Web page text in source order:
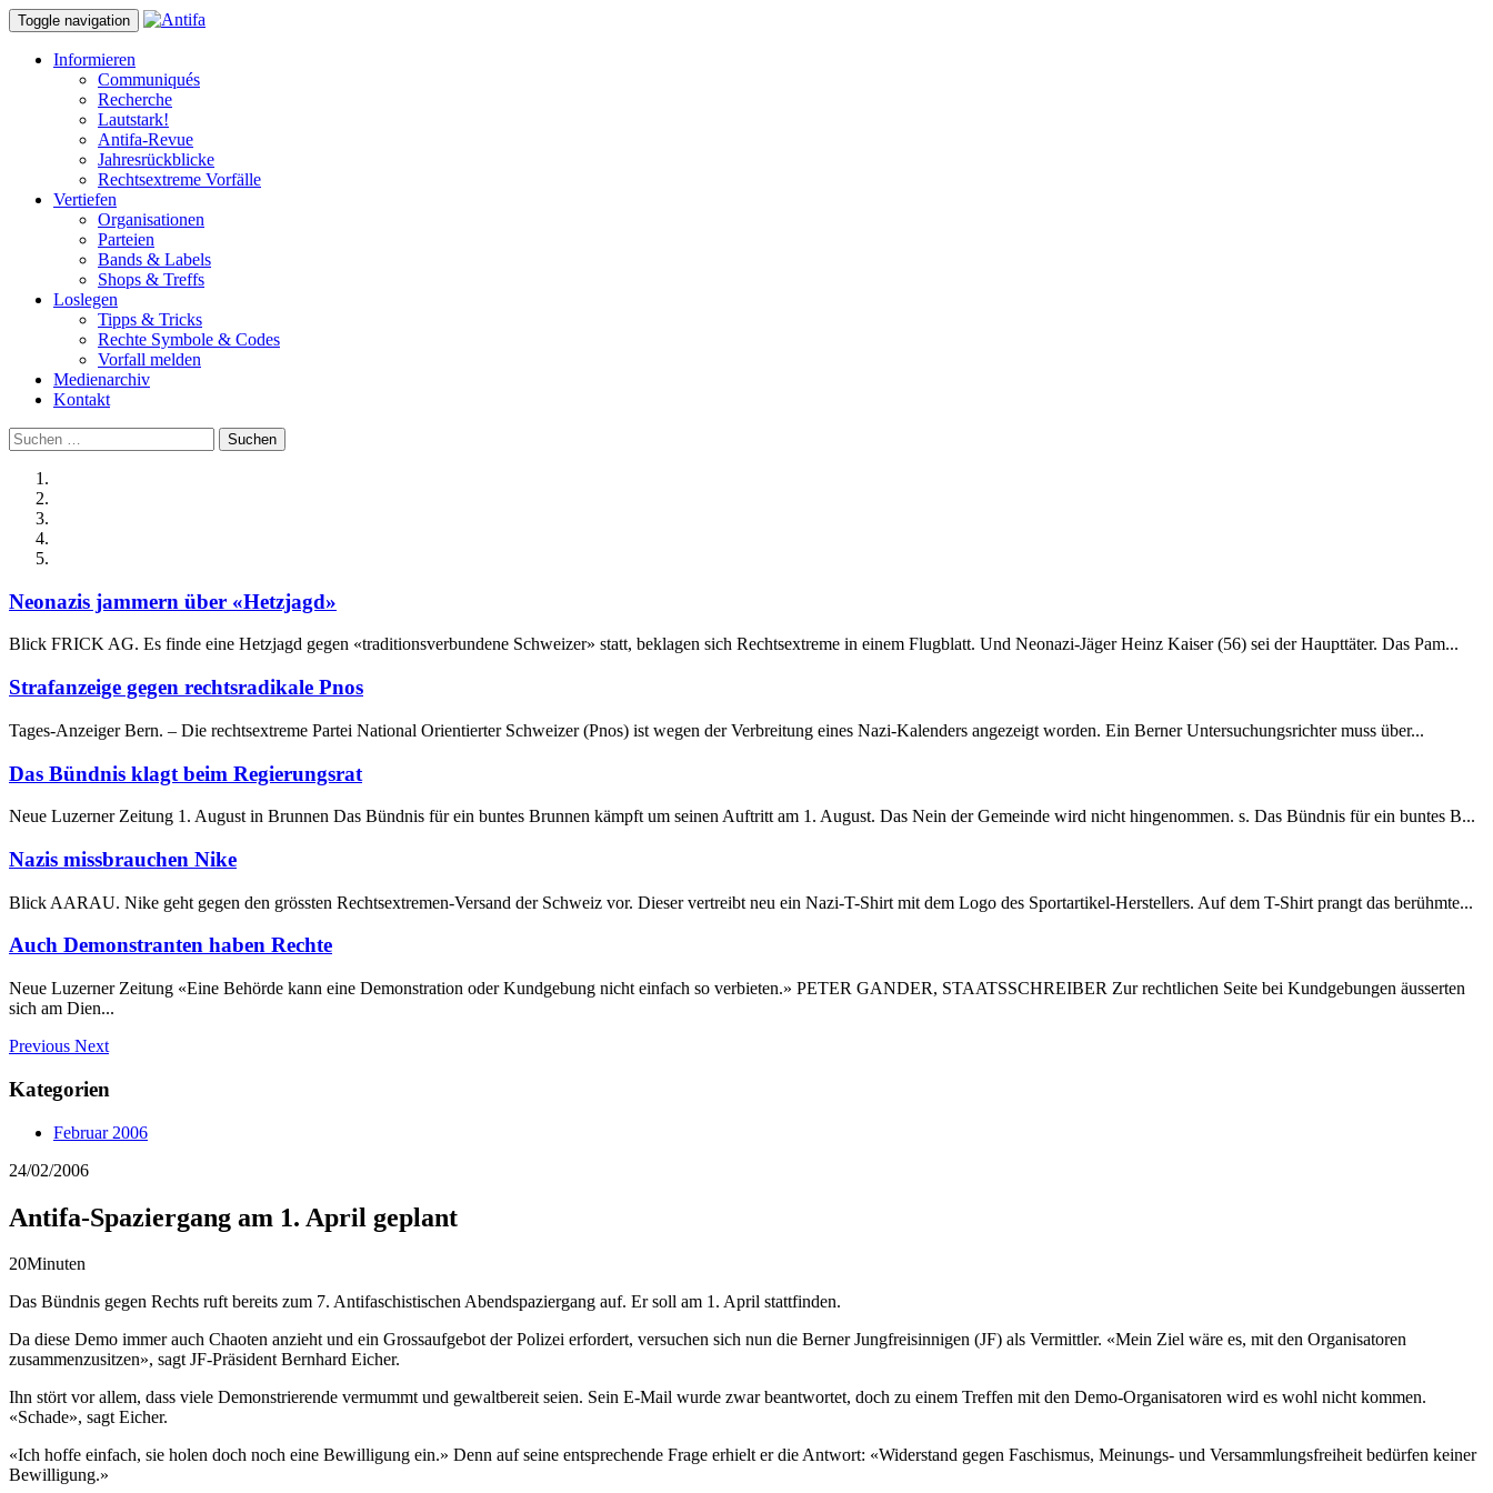
Toggle navigation
Informieren
Communiqués
Recherche
Lautstark!
Antifa-Revue
Jahresrückblicke
Rechtsextreme Vorfälle
Vertiefen
Organisationen
Parteien
Bands & Labels
Shops & Treffs
Loslegen
Tipps & Tricks
Rechte Symbole & Codes
Vorfall melden
Medienarchiv
Kontakt
Suchen
nach:
Neonazis jammern über «Hetzjagd»
Blick FRICK AG. Es finde eine Hetzjagd gegen «traditionsverbundene Schweizer» statt, beklagen sich Rechtsextreme in einem Flugblatt. Und Neonazi-Jäger Heinz Kaiser (56) sei der Haupttäter. Das Pam...
Strafanzeige gegen rechtsradikale Pnos
Tages-Anzeiger Bern. – Die rechtsextreme Partei National Orientierter Schweizer (Pnos) ist wegen der Verbreitung eines Nazi-Kalenders angezeigt worden. Ein Berner Untersuchungsrichter muss über...
Das Bündnis klagt beim Regierungsrat
Neue Luzerner Zeitung 1. August in Brunnen Das Bündnis für ein buntes Brunnen kämpft um seinen Auftritt am 1. August. Das Nein der Gemeinde wird nicht hingenommen. s. Das Bündnis für ein buntes B...
Nazis missbrauchen Nike
Blick AARAU. Nike geht gegen den grössten Rechtsextremen-Versand der Schweiz vor. Dieser vertreibt neu ein Nazi-T-Shirt mit dem Logo des Sportartikel-Herstellers. Auf dem T-Shirt prangt das berühmte...
Auch Demonstranten haben Rechte
Neue Luzerner Zeitung «Eine Behörde kann eine Demonstration oder Kundgebung nicht einfach so verbieten.» PETER GANDER, STAATSSCHREIBER Zur rechtlichen Seite bei Kundgebungen äusserten
sich am Dien...
Previous Next
Kategorien
Februar 2006
24/02/2006
Antifa-Spaziergang am 1. April geplant
20Minuten
Das Bündnis gegen Rechts ruft bereits zum 7. Antifaschistischen Abendspaziergang auf. Er soll am 1. April stattfinden.
Da diese Demo immer auch Chaoten anzieht und ein Grossaufgebot der Polizei erfordert, versuchen sich nun die Berner Jungfreisinnigen (JF) als Vermittler. «Mein Ziel wäre es, mit den Organisatoren
zusammenzusitzen», sagt JF-Präsident Bernhard Eicher.
Ihn stört vor allem, dass viele Demonstrierende vermummt und gewaltbereit seien. Sein E-Mail wurde zwar beantwortet, doch zu einem Treffen mit den Demo-Organisatoren wird es wohl nicht kommen.
«Schade», sagt Eicher.
«Ich hoffe einfach, sie holen doch noch eine Bewilligung ein.» Denn auf seine entsprechende Frage erhielt er die Antwort: «Widerstand gegen Faschismus, Meinungs- und Versammlungsfreiheit bedürfen keiner
Bewilligung.»